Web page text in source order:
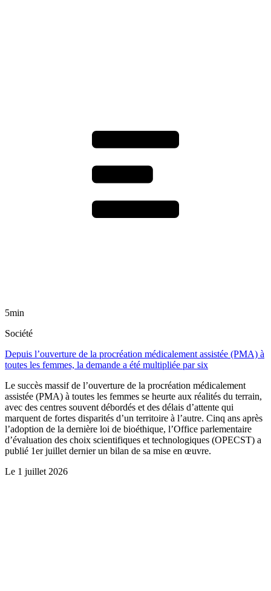
5min
Société
Depuis l’ouverture de la procréation médicalement assistée (PMA) à
toutes les femmes, la demande a été multipliée par six
Le succès massif de l’ouverture de la procréation médicalement
assistée (PMA) à toutes les femmes se heurte aux réalités du terrain,
avec des centres souvent débordés et des délais d’attente qui
marquent de fortes disparités d’un territoire à l’autre. Cinq ans après
l’adoption de la dernière loi de bioéthique, l’Office parlementaire
d’évaluation des choix scientifiques et technologiques (OPECST) a
publié 1er juillet dernier un bilan de sa mise en œuvre.
Le 1 juillet 2026